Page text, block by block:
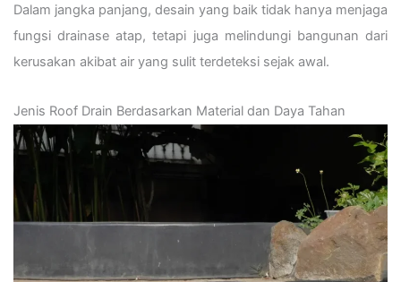
Dalam jangka panjang, desain yang baik tidak hanya menjaga
fungsi drainase atap, tetapi juga melindungi bangunan dari
kerusakan akibat air yang sulit terdeteksi sejak awal.
Jenis Roof Drain Berdasarkan Material dan Daya Tahan